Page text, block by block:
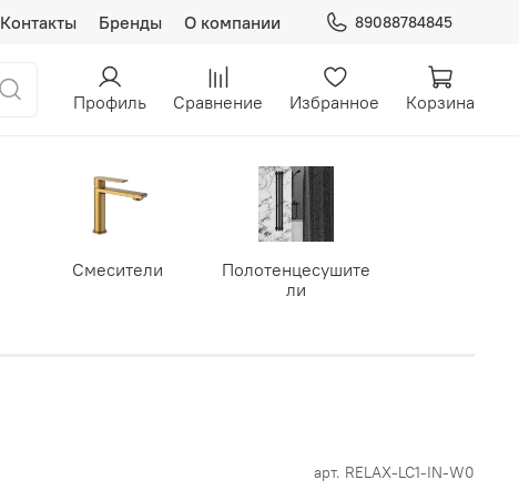
Контакты Бренды О компании 89088784845
Профиль Сравнение Избранное Корзина
Смесители
Полотенцесушите
ли
арт. RELAX-LC1-IN-W0